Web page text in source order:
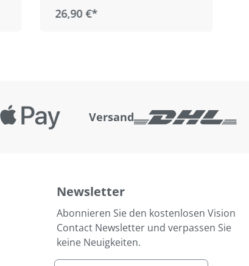
26,90 €*
Versand
Newsletter
Abonnieren Sie den kostenlosen Vision
Contact Newsletter und verpassen Sie
keine Neuigkeiten.